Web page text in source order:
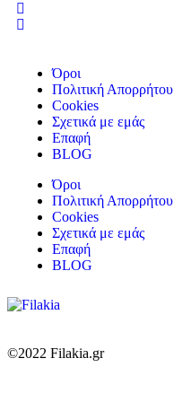
Όροι
Πολιτική Απορρήτου
Cookies
Σχετικά με εμάς
Επαφή
BLOG
Όροι
Πολιτική Απορρήτου
Cookies
Σχετικά με εμάς
Επαφή
BLOG
©2022 Filakia.gr